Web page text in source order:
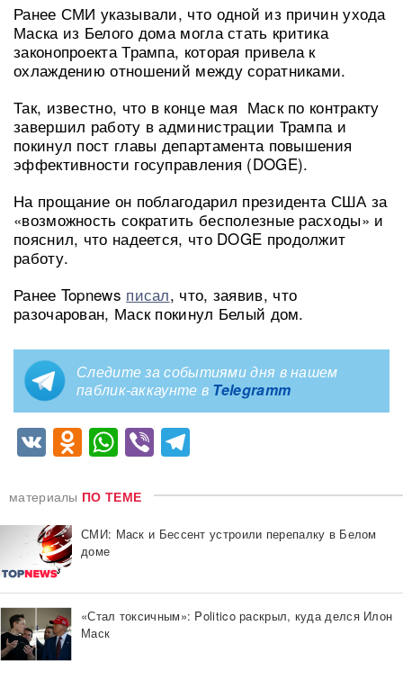
Ранее СМИ указывали, что одной из причин ухода
Маска из Белого дома могла стать критика
законопроекта Трампа, которая привела к
охлаждению отношений между соратниками.
Так, известно, что в конце мая Маск по контракту
завершил работу в администрации Трампа и
покинул пост главы департамента повышения
эффективности госуправления (DOGE).
На прощание он поблагодарил президента США за
«возможность сократить бесполезные расходы» и
пояснил, что надеется, что DOGE продолжит
работу.
Ранее Topnews писал, что, заявив, что
разочарован, Маск покинул Белый дом.
Следите за событиями дня в нашем
паблик-аккаунте в Telegramm
VKOdnoklassniki
WhatsApp
Viber
материалы ПО ТЕМЕ
СМИ: Маск и Бессент устроили перепалку в Белом
доме
«Стал токсичным»: Politico раскрыл, куда делся Илон
Маск